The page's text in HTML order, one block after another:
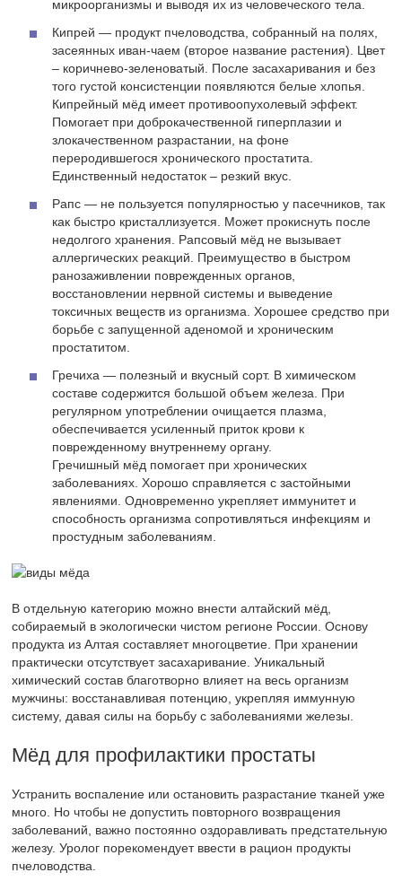
микроорганизмы и выводя их из человеческого тела.
Кипрей — продукт пчеловодства, собранный на полях,
засеянных иван-чаем (второе название растения). Цвет
– коричнево-зеленоватый. После засахаривания и без
того густой консистенции появляются белые хлопья.
Кипрейный мёд имеет противоопухолевый эффект.
Помогает при доброкачественной гиперплазии и
злокачественном разрастании, на фоне
переродившегося хронического простатита.
Единственный недостаток – резкий вкус.
Рапс — не пользуется популярностью у пасечников, так
как быстро кристаллизуется. Может прокиснуть после
недолгого хранения. Рапсовый мёд не вызывает
аллергических реакций. Преимущество в быстром
ранозаживлении поврежденных органов,
восстановлении нервной системы и выведение
токсичных веществ из организма. Хорошее средство при
борьбе с запущенной аденомой и хроническим
простатитом.
Гречиха — полезный и вкусный сорт. В химическом
составе содержится большой объем железа. При
регулярном употреблении очищается плазма,
обеспечивается усиленный приток крови к
поврежденному внутреннему органу.
Гречишный мёд помогает при хронических
заболеваниях. Хорошо справляется с застойными
явлениями. Одновременно укрепляет иммунитет и
способность организма сопротивляться инфекциям и
простудным заболеваниям.
В отдельную категорию можно внести алтайский мёд,
собираемый в экологически чистом регионе России. Основу
продукта из Алтая составляет многоцветие. При хранении
практически отсутствует засахаривание. Уникальный
химический состав благотворно влияет на весь организм
мужчины: восстанавливая потенцию, укрепляя иммунную
систему, давая силы на борьбу с заболеваниями железы.
Мёд для профилактики простаты
Устранить воспаление или остановить разрастание тканей уже
много. Но чтобы не допустить повторного возвращения
заболеваний, важно постоянно оздоравливать предстательную
железу. Уролог порекомендует ввести в рацион продукты
пчеловодства.